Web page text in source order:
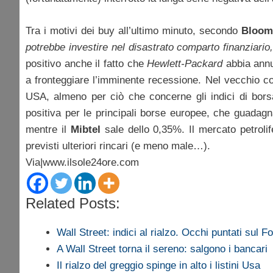
Tra i motivi dei buy all’ultimo minuto, secondo
potrebbe investire nel disastrato comparto
positivo anche il fatto cheHewlett-Packardabbia
a fronteggiare l’imminente recessione. Nel vecchio
USA, almeno per ciò che concerne gli indici di
positiva per le principali borse europee, che
mentre il Mibtel sale dello 0,35%. Il mercato
previsti ulteriori rincari (e meno male…).
Via|www.ilsole24ore.com
Related Posts:
Wall Street: indici al rialzo. Occhi puntati sul
A Wall Street torna il sereno: salgono i bancari
Il rialzo del greggio spinge in alto i listini Usa